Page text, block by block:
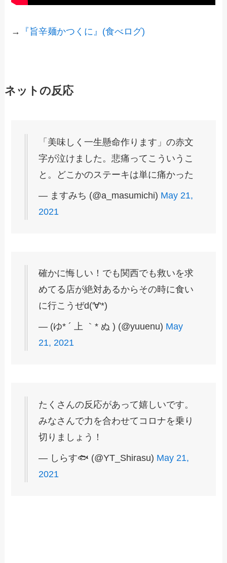
→ 『旨辛麺かつくに』(食べログ)
ネットの反応
「美味しく一生懸命作ります」の赤文
字が泣けました。悲痛ってこういうこ
と。どこかのステーキは単に痛かった
— ますみち (@a_masumichi) May 21,
2021
確かに悔しい！でも関西でも救いを求
めてる店が絶対あるからその時に食い
に行こうぜd('∀'*)
— (ゆ* ´ 上 ｀* ぬ ) (@yuuenu) May
21, 2021
たくさんの反応があって嬉しいです。
みなさんで力を合わせてコロナを乗り
切りましょう！
— しらす🐟 (@YT_Shirasu) May 21,
2021